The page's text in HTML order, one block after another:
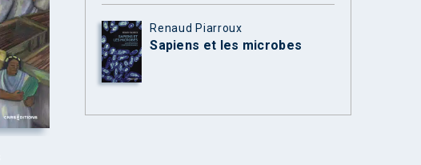
Renaud Piarroux
Sapiens et les microbes